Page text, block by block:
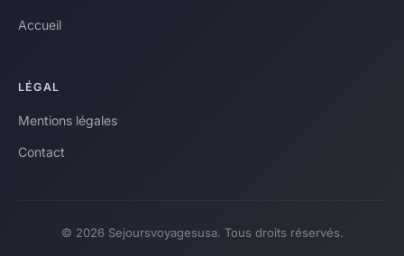
Accueil
LÉGAL
Mentions légales
Contact
© 2026 Sejoursvoyagesusa. Tous droits réservés.